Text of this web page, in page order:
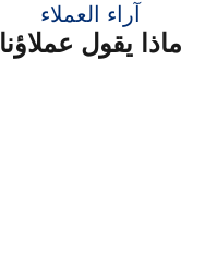
آراء العملاء
ماذا يقول عملاؤنا